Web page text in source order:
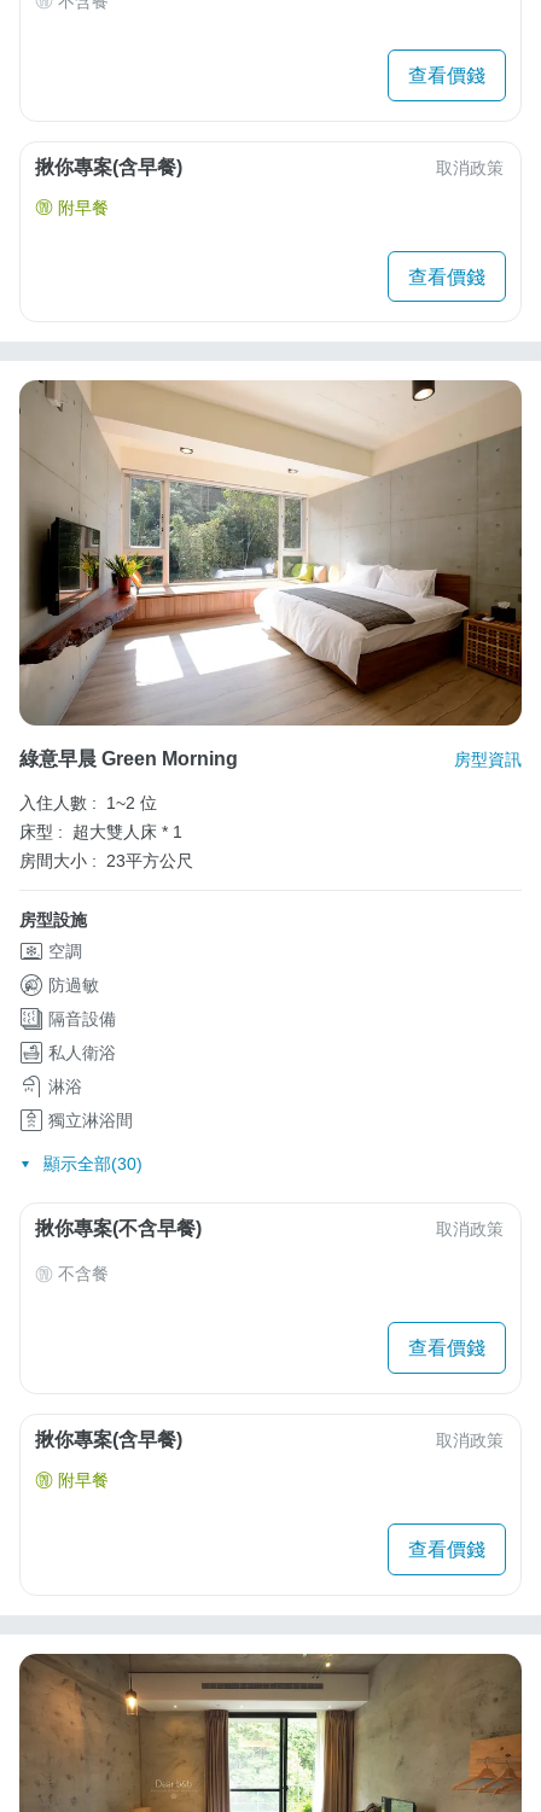
查看價錢
揪你專案(含早餐) 取消政策
附早餐
查看價錢
綠意早晨 Green Morning 房型資訊
入住人數 :
1~2 位
床型 :
超大雙人床 * 1
房間大小 :
23平方公尺
房型設施
空調
防過敏
隔音設備
私人衛浴
淋浴
獨立淋浴間
顯示全部(30)
揪你專案(不含早餐) 取消政策
不含餐
查看價錢
揪你專案(含早餐) 取消政策
附早餐
查看價錢